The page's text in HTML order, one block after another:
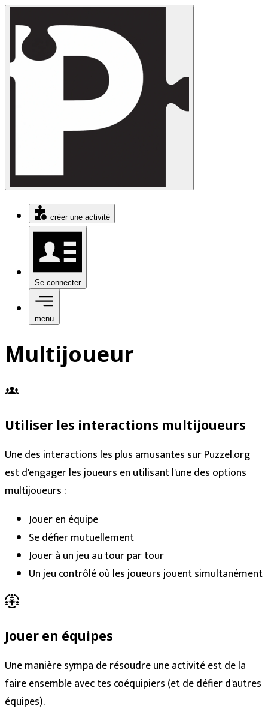
créer une activité
Se connecter
menu
Multijoueur
Utiliser les interactions multijoueurs
Une des interactions les plus amusantes sur Puzzel.org
est d'engager les joueurs en utilisant l'une des options
multijoueurs :
Jouer en équipe
Se défier mutuellement
Jouer à un jeu au tour par tour
Un jeu contrôlé où les joueurs jouent simultanément
Jouer en équipes
Une manière sympa de résoudre une activité est de la
faire ensemble avec tes coéquipiers (et de défier d'autres
équipes).